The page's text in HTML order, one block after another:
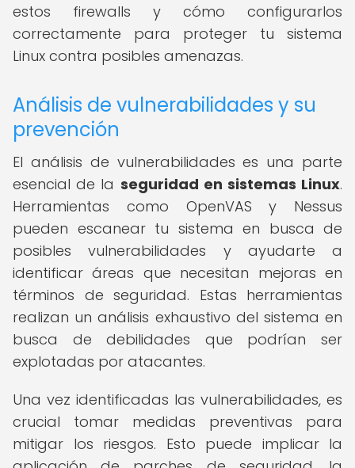
estos firewalls y cómo configurarlos
correctamente para proteger tu sistema
Linux contra posibles amenazas.
Análisis de vulnerabilidades y su
prevención
El análisis de vulnerabilidades es una parte
esencial de la seguridad en sistemas Linux.
Herramientas como OpenVAS y Nessus
pueden escanear tu sistema en busca de
posibles vulnerabilidades y ayudarte a
identificar áreas que necesitan mejoras en
términos de seguridad. Estas herramientas
realizan un análisis exhaustivo del sistema en
busca de debilidades que podrían ser
explotadas por atacantes.
Una vez identificadas las vulnerabilidades, es
crucial tomar medidas preventivas para
mitigar los riesgos. Esto puede implicar la